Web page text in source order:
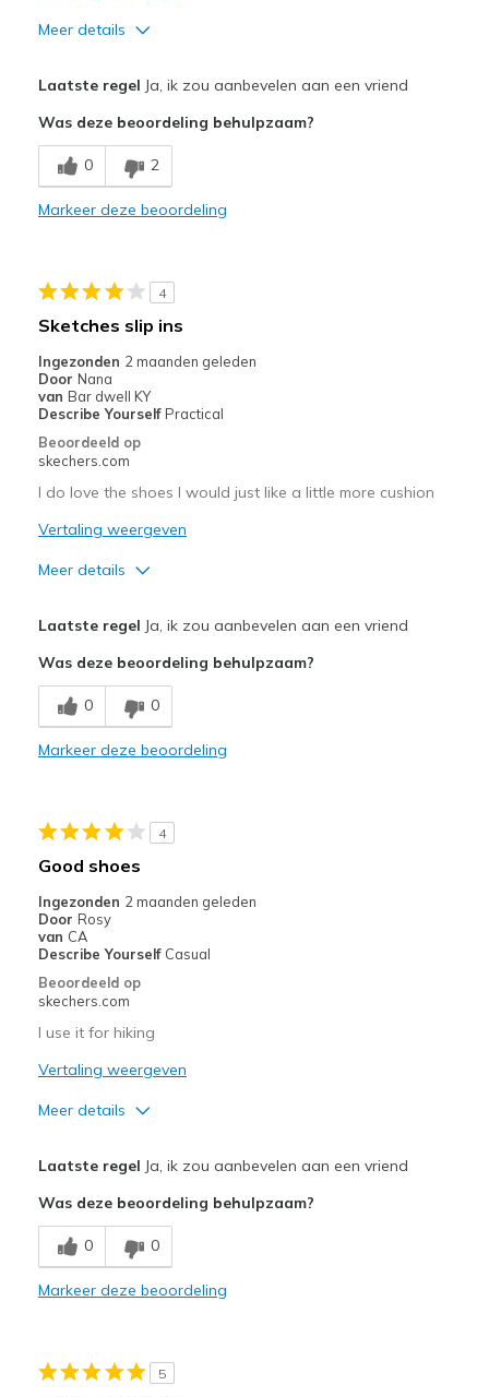
Meer details
Breathe Well
Comfortable
Casual Wear
Width
Sizing
Feels true to size
View On Shoes
Laatste regel Ja, ik zou aanbevelen aan een vriend
Was deze beoordeling behulpzaam?
0 2
Markeer deze beoordeling
4
Sketches slip ins
Ingezonden 2 maanden geleden
Door Nana
van Bar dwell KY
Describe Yourself Practical
Beoordeeld op
skechers.com
I do love the shoes I would just like a little more cushion
Vertaling weergeven
Meer details
Breathe Well
Comfortable
Width
Sizing
Feels true to size
Laatste regel Ja, ik zou aanbevelen aan een vriend
Was deze beoordeling behulpzaam?
0 0
Markeer deze beoordeling
4
Good shoes
Ingezonden 2 maanden geleden
Door Rosy
van CA
Describe Yourself Casual
Beoordeeld op
skechers.com
I use it for hiking
Vertaling weergeven
Meer details
Comfortable
Durable
Travel
Laatste regel Ja, ik zou aanbevelen aan een vriend
Was deze beoordeling behulpzaam?
0 0
Markeer deze beoordeling
5